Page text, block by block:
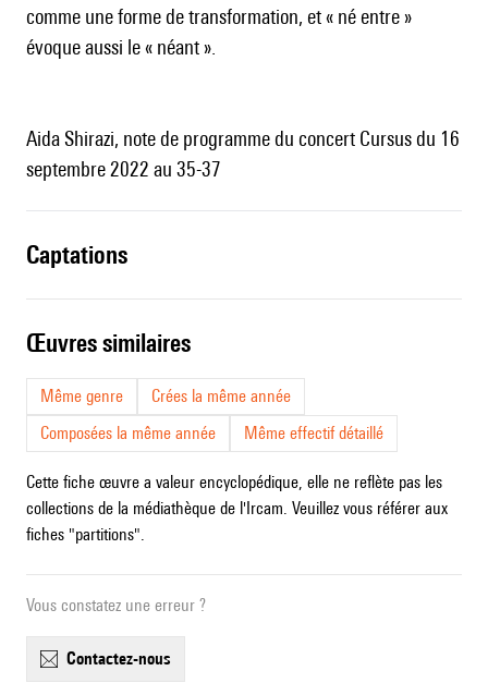
comme une forme de transformation, et « né entre »
évoque aussi le « néant ».
Aida Shirazi, note de programme du concert Cursus du 16
septembre 2022 au 35-37
captations
œuvres similaires
Même genre
Crées la même année
Composées la même année
Même effectif détaillé
Cette fiche œuvre a valeur encyclopédique, elle ne reflète pas les
collections de la médiathèque de l'Ircam. Veuillez vous référer aux
fiches "partitions".
Vous constatez une erreur ?
contactez-nous